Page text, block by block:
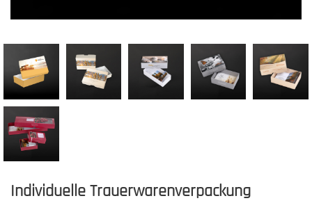
Individuelle Trauerwarenverpackung